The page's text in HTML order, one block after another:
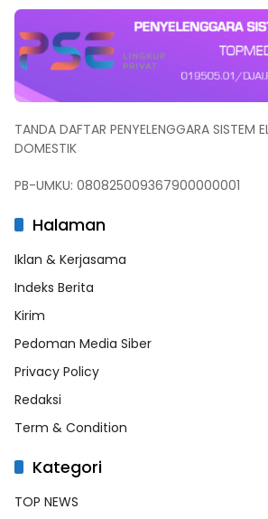
TANDA DAFTAR PENYELENGGARA SISTEM
DOMESTIK
PB-UMKU: 080825009367900000001
Halaman
Iklan & Kerjasama
Indeks Berita
Kirim
Pedoman Media Siber
Privacy Policy
Redaksi
Term & Condition
Kategori
TOP NEWS